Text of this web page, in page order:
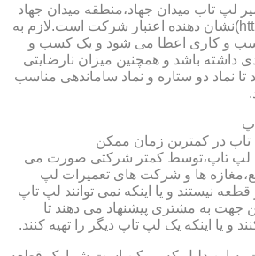
لپ تاب میدان جهاد،منطقه میدان جهاد
(https://www.lap-repair.ir)نشان دهنده اعتبار شرکت است.لازم به
و کاری اعطا می شود و یک کسب و
داشته باشد و همچنین میزان نارضایتی
تا نماد دو ستاره و نماد ساماندهی مناسب
در کمترین زمان ممکن
لپ تاپ،توسط کمتر شرکتی صورت می
ها و شرکت های تعمیرات لپ
قطعه نیستند و یا اینکه نمی توانند لپ تاپ
جهت به مشتری پیشنهاد می دهند تا
و یا اینکه یک لپ تاپ دیگر را تهیه کنند.